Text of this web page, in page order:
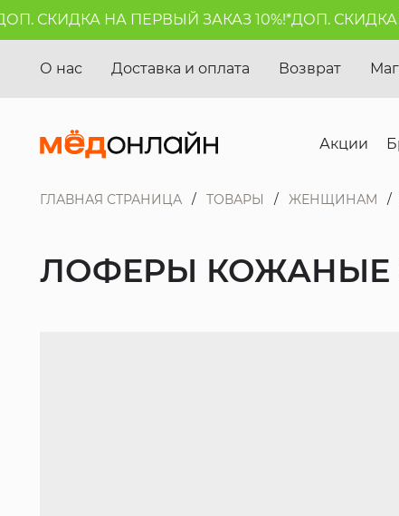
СКИДКА НА ПЕРВЫЙ ЗАКАЗ 10%!*ДОП. СКИДКА НА
О нас Доставка и оплата Возврат
Акции
ГЛАВНАЯ СТРАНИЦА ТОВАРЫ ЖЕНЩИНАМ
ЛОФЕРЫ КОЖАНЫЕ